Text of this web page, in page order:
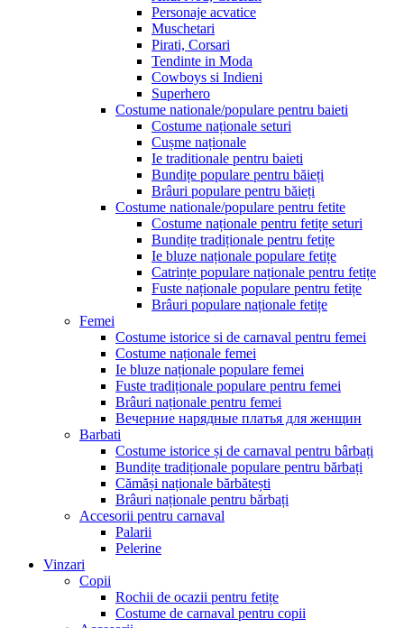
Personaje acvatice
Muschetari
Pirati, Corsari
Tendinte in Moda
Cowboys si Indieni
Superhero
Costume nationale/populare pentru baieti
Costume naționale seturi
Cușme naționale
Ie traditionale pentru baieti
Bundițe populare pentru băieți
Brâuri populare pentru băieți
Costume nationale/populare pentru fetite
Costume naționale pentru fetițe seturi
Bundițe tradiționale pentru fetițe
Ie bluze naționale populare fetițe
Catrințe populare naționale pentru fetițe
Fuste naționale populare pentru fetițe
Brâuri populare naționale fetițe
Femei
Costume istorice si de carnaval pentru femei
Costume naționale femei
Ie bluze naționale populare femei
Fuste tradiționale populare pentru femei
Brâuri naționale pentru femei
Вечерние нарядные платья для женщин
Barbati
Costume istorice și de carnaval pentru bârbați
Bundițe tradiționale populare pentru bărbați
Cămăși naționale bărbătești
Brâuri naționale pentru bărbați
Accesorii pentru carnaval
Palarii
Pelerine
Vinzari
Copii
Rochii de ocazii pentru fetițe
Costume de carnaval pentru copii